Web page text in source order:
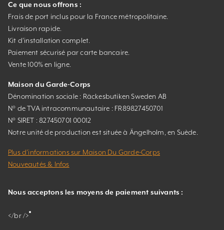
Ce que nous offrons :
Frais de port inclus pour la France métropolitaine.
Livraison rapide.
Kit d’installation complet.
Paiement sécurisé par carte bancaire.
Vente 100% en ligne.
Maison du Garde-Corps
Dénomination sociale : Räckesbutiken Sweden AB
N° de TVA intracommunautaire : FR89827450701
N° SIRET : 827450701 00012
Notre unité de production est située à Ängelholm, en Suède.
Plus d’informations sur Maison Du Garde-Corps
Nouveautés & Infos
Nous acceptons les moyens de paiement suivants :
</br />